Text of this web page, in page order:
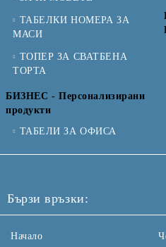
ТАБЕЛКИ НОМЕРА ЗА
МАСИ
ТОПЕР ЗА СВАТБЕНА
ТОРТА
БИЗНЕС - Персонализирани
продукти
ТАБЕЛИ ЗА ОФИСА
Бързи връзки:
Начало